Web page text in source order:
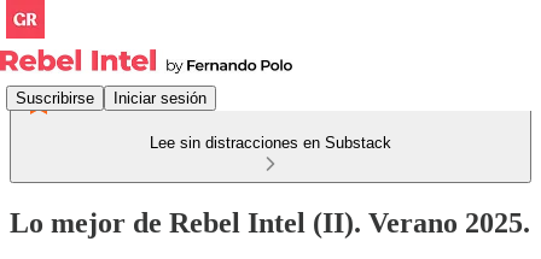
Suscribirse Iniciar sesión
Lee sin distracciones en Substack
Lo mejor de Rebel Intel (II). Verano 2025.